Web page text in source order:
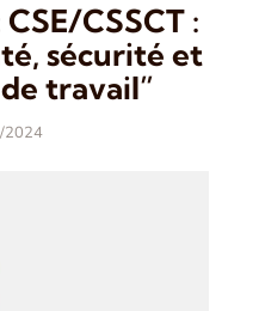
CSSCT :
sécurité et
travail”
2024